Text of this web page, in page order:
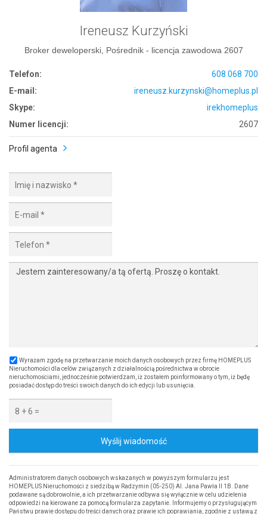
Ireneusz Kurzyński
Broker deweloperski, Pośrednik - licencja zawodowa 2607
Telefon:
608 068 700
E-mail:
ireneusz.kurzynski@homeplus.pl
Skype:
irekhomeplus
Numer licencji:
2607
Profil agenta
Wyrażam zgodę na przetwarzanie moich danych osobowych przez firmę HOMEPLUS
Nieruchomości dla celów związanych z działalnością pośrednictwa w obrocie
nieruchomościami, jednocześnie potwierdzam, iż zostałem poinformowany o tym, iż będę
posiadać dostęp do treści swoich danych do ich edycji lub usunięcia.
Wyślij wiadomość
Administratorem danych osobowych wskazanych w powyższym formularzu jest
HOMEPLUS Nieruchomości z siedzibą w Radzymin (05-250) Al. Jana Pawła II 1B. Dane
podawane są dobrowolnie, a ich przetwarzanie odbywa się wyłącznie w celu udzielenia
odpowiedzi na kierowane za pomocą formularza zapytanie. Informujemy o przysługującym
Państwu prawie dostępu do treści danych oraz prawie ich poprawiania, zgodnie z ustawą z